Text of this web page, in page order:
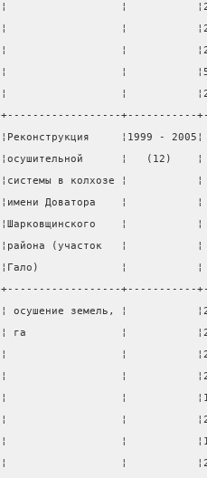
¦                  ¦
¦                  ¦
¦                  ¦
¦                  ¦
¦                  ¦
+------------------+-----------
¦Реконструкция     ¦1999 -
¦осушительной      ¦
¦системы в колхозе ¦
¦имени Доватора    ¦
¦Шарковщинского    ¦
¦района (участок   ¦
¦Гало)             ¦
+------------------+-----------
¦ осушение земель, ¦
¦ га               ¦
¦                  ¦
¦                  ¦
¦                  ¦
¦                  ¦
¦                  ¦
¦                  ¦